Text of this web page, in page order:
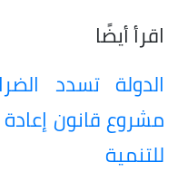
اقرأ أيضًا
الدولة تسدد
مشروع قانون
للتنمية